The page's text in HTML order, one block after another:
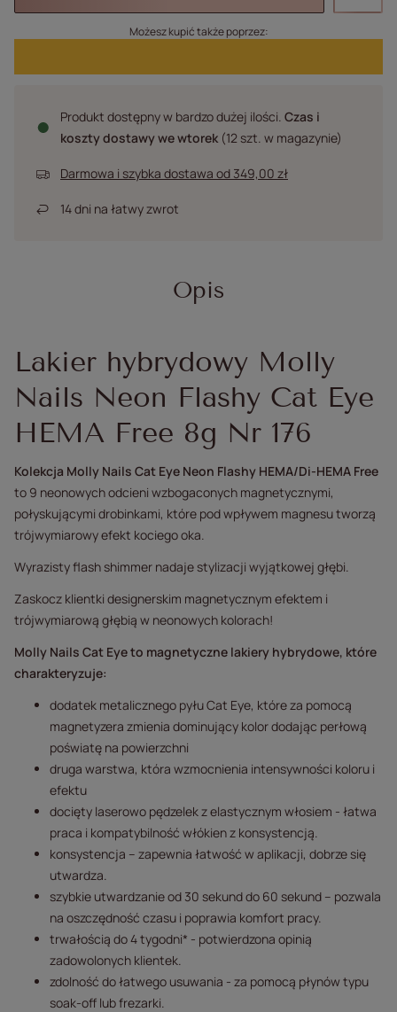
Możesz kupić także poprzez:
Produkt dostępny w bardzo dużej ilości Czas i
koszty dostawywe wtorek (12 szt. w magazynie)
Darmowa i szybka dostawa od 349,00 zł
14dni na łatwy zwrot
Opis
Lakier hybrydowy Molly
Nails Neon Flashy Cat Eye
HEMA Free 8g Nr 176
Kolekcja Molly Nails Cat Eye Neon Flashy HEMA/Di-HEMA Free
to 9 neonowych odcieni wzbogaconych magnetycznymi,
połyskującymi drobinkami, które pod wpływem magnesu tworzą
trójwymiarowy efekt kociego oka.
Wyrazisty flash shimmer nadaje stylizacji wyjątkowej głębi.
Zaskocz klientki designerskim magnetycznym efektem i
trójwymiarową głębią w neonowych kolorach!
Molly Nails Cat Eye to magnetyczne lakiery hybrydowe, które
charakteryzuje:
dodatek metalicznego pyłu Cat Eye, które za pomocą
magnetyzera zmienia dominujący kolor dodając perłową
poświatę na powierzchni
druga warstwa, która wzmocnienia intensywności koloru i
efektu
docięty laserowo pędzelek z elastycznym włosiem - łatwa
praca i kompatybilność włókien z konsystencją.
konsystencja – zapewnia łatwość w aplikacji, dobrze się
utwardza.
szybkie utwardzanie od 30 sekund do 60 sekund – pozwala
na oszczędność czasu i poprawia komfort pracy.
trwałością do 4 tygodni* - potwierdzona opinią
zadowolonych klientek.
zdolność do łatwego usuwania - za pomocą płynów typu
soak-off lub frezarki.